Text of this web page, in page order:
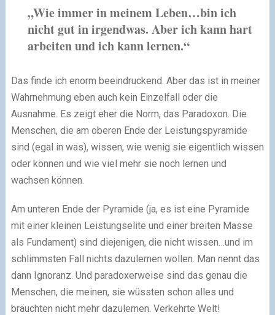
„Wie immer in meinem Leben…bin ich
nicht gut in irgendwas. Aber ich kann hart
arbeiten und ich kann lernen.“
Das finde ich enorm beeindruckend. Aber das ist in meiner
Wahrnehmung eben auch kein Einzelfall oder die
Ausnahme. Es zeigt eher die Norm, das Paradoxon. Die
Menschen, die am oberen Ende der Leistungspyramide
sind (egal in was), wissen, wie wenig sie eigentlich wissen
oder können und wie viel mehr sie noch lernen und
wachsen können.
Am unteren Ende der Pyramide (ja, es ist eine Pyramide
mit einer kleinen Leistungselite und einer breiten Masse
als Fundament) sind diejenigen, die nicht wissen…und im
schlimmsten Fall nichts dazulernen wollen. Man nennt das
dann Ignoranz. Und paradoxerweise sind das genau die
Menschen, die meinen, sie wüssten schon alles und
bräuchten nicht mehr dazulernen. Verkehrte Welt!